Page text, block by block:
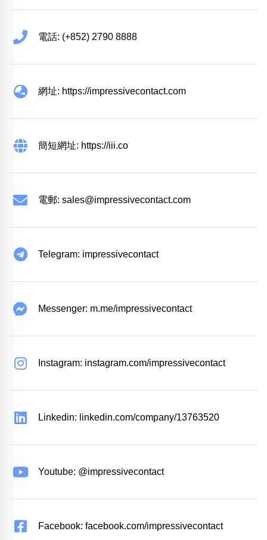
電話: (+852) 2790 8888
網址: https://impressivecontact.com
簡短網址: https://iii.co
電郵: sales@impressivecontact.com
Telegram: impressivecontact
Messenger: m.me/impressivecontact
Instagram: instagram.com/impressivecontact
Linkedin: linkedin.com/company/13763520
Youtube: @impressivecontact
Facebook: facebook.com/impressivecontact